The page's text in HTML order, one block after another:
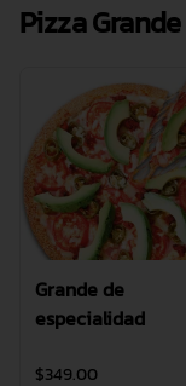
Pizza Grande
Grande de
especialidad
$349.00